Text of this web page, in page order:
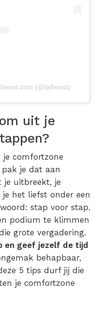
(@tijdwinst)
uit je
je comfortzone
pak je dat aan
je uitbreekt, je
het liefst onder een
stap voor stap.
podium te klimmen
grote vergadering.
en geef jezelf de tijd
behapbaar,
5 tips durf jij die
je comfortzone